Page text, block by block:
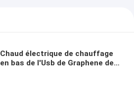
Chaud électrique de chauffage
en bas de l'Usb de Graphene de